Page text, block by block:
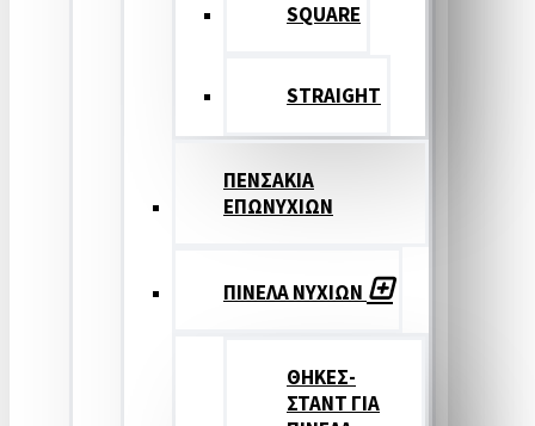
SQUARE
STRAIGHT
ΠΕΝΣΑΚΙΑ
ΕΠΩΝΥΧΙΩΝ
ΠΙΝΕΛΑ ΝΥΧΙΩΝ
ΘΗΚΕΣ-
ΣΤΑΝΤ ΓΙΑ